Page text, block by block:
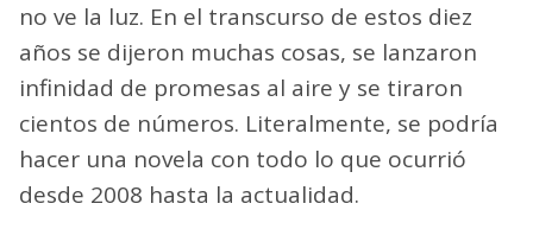
no ve la luz. En el transcurso de estos diez
años se dijeron muchas cosas, se lanzaron
infinidad de promesas al aire y se tiraron
cientos de números. Literalmente, se podría
hacer una novela con todo lo que ocurrió
desde 2008 hasta la actualidad.